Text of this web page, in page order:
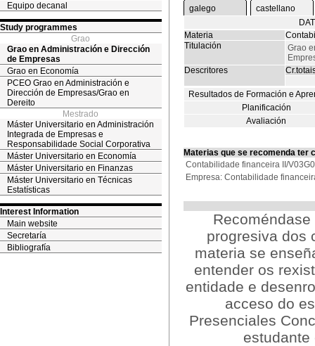
Equipo decanal
Study programmes
Grao
Grao en Administración e Dirección
de Empresas
Grao en Economía
PCEO Grao en Administración e
Dirección de Empresas/Grao en
Dereito
Mestrado
Máster Universitario en Administración
Integrada de Empresas e
Responsabilidade Social Corporativa
Máster Universitario en Economía
Máster Universitario en Finanzas
Máster Universitario en Técnicas
Estatísticas
Interest Information
Main website
Secretaría
Bibliografía
galego
castellano
Materia
Titulación
Grao
Descritores
Resultados de Formación e
Planificación
Avaliación
Materias que se recomenda ter
Contabilidade financeira II/
Empresa: Contabilidade
progresiva dos
materia se
entender os
entidade e
acceso do
Presenciales
estudante